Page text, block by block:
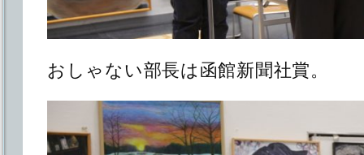
おしゃない部長は函館新聞社賞。